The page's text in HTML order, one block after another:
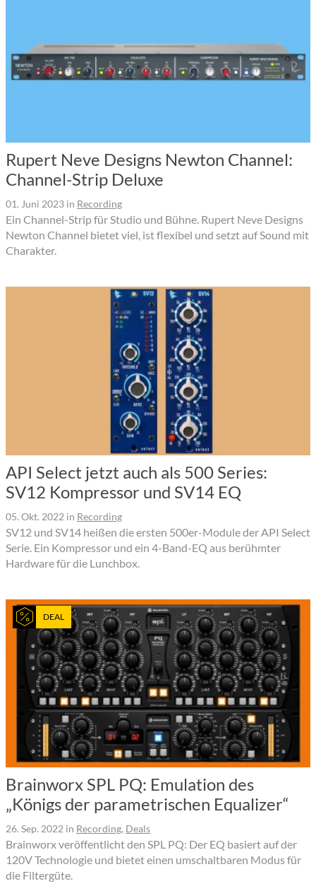
Rupert Neve Designs Newton Channel:
Channel-Strip Deluxe
01. Juni 2023 in Recording
Ein Channel-Strip für Studio und Bühne. Rupert Neve Designs
Newton Channel bietet viel, ist flexibel und setzt auf Sound mit
Charakter.
API Select jetzt auch als 500 Series:
SV12 Kompressor und SV14 EQ
05. Okt. 2022 in Recording
SV12 und SV14 heißen die ersten 500er-Module der API Select
Serie. Ein Kompressor und ein 4-Band-EQ aus berühmter
Hardware für die Lunchbox.
DEAL
Brainworx SPL PQ: Emulation des
„Königs der parametrischen Equalizer“
26. Sep. 2022 in Recording, Deals
Brainworx veröffentlicht den SPL PQ: Der EQ basiert auf der
120V Technologie und bietet einen umschaltbaren Modus für
die Filtergüte.